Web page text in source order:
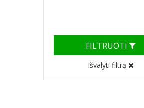
FILTRUOTI
Išvalyti filtrą